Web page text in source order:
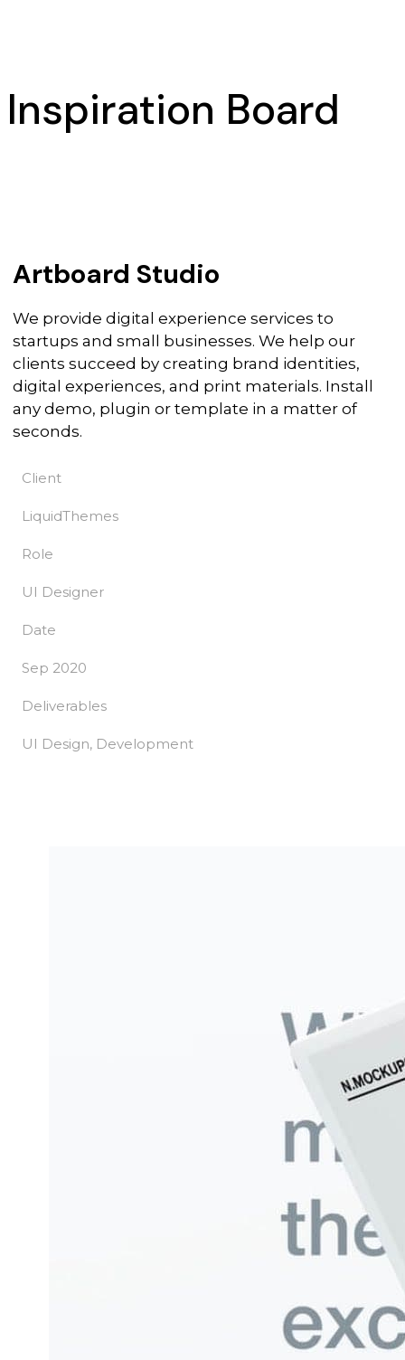
Inspiration Board
Artboard Studio
We provide digital experience services to
startups and small businesses. We help our
clients succeed by creating brand identities,
digital experiences, and print materials. Install
any demo, plugin or template in a matter of
seconds.
Client
LiquidThemes
Role
UI Designer
Date
Sep 2020
Deliverables
UI Design, Development